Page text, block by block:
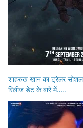
शाहरुख खान का ट्रेलर सोशल
रिलीज डेट के बारे में…..